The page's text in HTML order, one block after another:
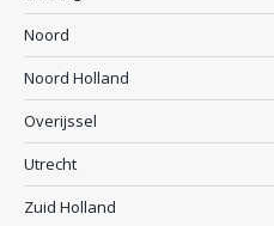
Noord
Noord Holland
Overijssel
Utrecht
Zuid Holland